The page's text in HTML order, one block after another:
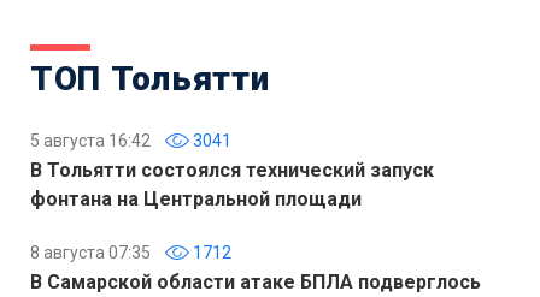
ТОП Тольятти
5 августа 16:42 3041
В Тольятти состоялся технический запуск
фонтана на Центральной площади
8 августа 07:35 1712
В Самарской области атаке БПЛА подверглось